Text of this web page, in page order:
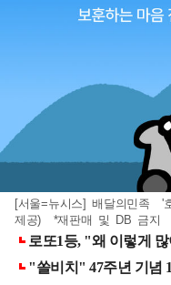
[서울=뉴시스] 배달의민족 '
제공) *재판매 및 DB 금지